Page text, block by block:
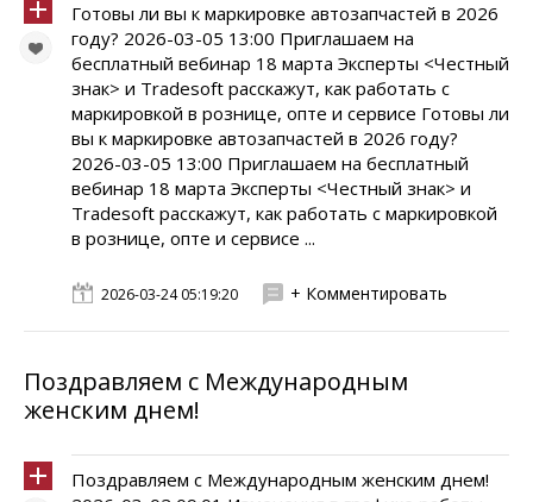
Готовы ли вы к маркировке автозапчастей в 2026
году? 2026-03-05 13:00 Приглашаем на
бесплатный вебинар 18 марта Эксперты <Честный
знак> и Tradesoft расскажут, как работать с
маркировкой в рознице, опте и сервисе Готовы ли
вы к маркировке автозапчастей в 2026 году?
2026-03-05 13:00 Приглашаем на бесплатный
вебинар 18 марта Эксперты <Честный знак> и
Tradesoft расскажут, как работать с маркировкой
в рознице, опте и сервисе ...
2026-03-24 05:19:20 + Комментировать
Поздравляем с Международным
женским днем!
Поздравляем с Международным женским днем!